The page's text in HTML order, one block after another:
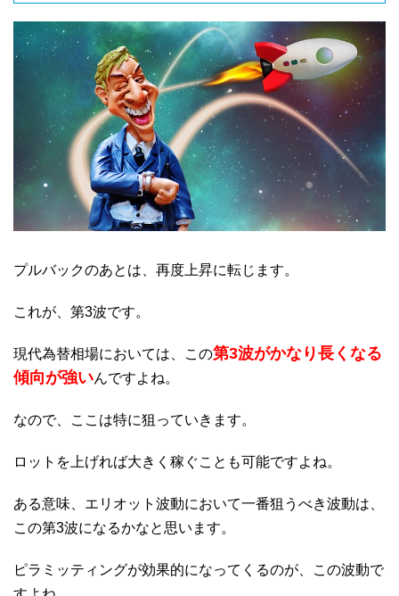
プルバックのあとは、再度上昇に転じます。
これが、第3波です。
現代為替相場においては、この第3波がかなり長くなる
傾向が強いんですよね。
なので、ここは特に狙っていきます。
ロットを上げれば大きく稼ぐことも可能ですよね。
ある意味、エリオット波動において一番狙うべき波動は、
この第3波になるかなと思います。
ピラミッティングが効果的になってくるのが、この波動で